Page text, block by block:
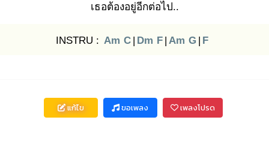
เธอต้องอยู่อีกต่อไป..
INSTRU : Am C | Dm F | Am G | F
แก้ไข ขอเพลง เพลงโปรด